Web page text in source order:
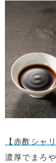
【赤酢シャリ
濃厚でまろ